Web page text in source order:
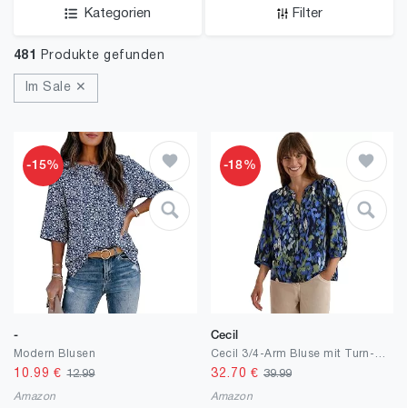
Kategorien Filter
481 Produkte gefunden
Im Sale ✕
-15%
-
Modern Blusen
10.99 €12.99
Amazon
-18%
Cecil
32.70 € 39.99
Amazon